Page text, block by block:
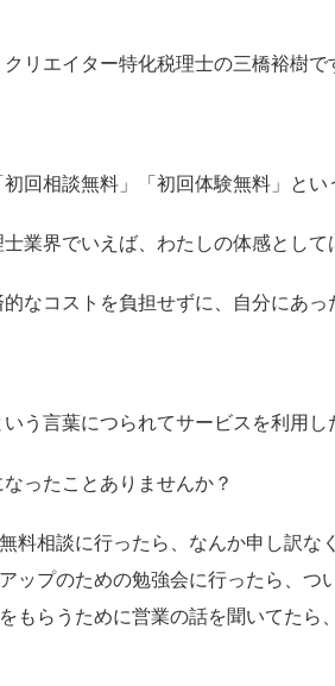
リエイター特化税理士の三橋裕樹で
回相談無料」「初回体験無料」と
士業界でいえば、わたしの体感とし
的なコストを負担せずに、自分にあ
いう言葉につられてサービスを利用
ったことありませんか？
料相談に行ったら、なんか申し訳な
ップのための勉強会に行ったら、
もらうために営業の話を聞いてたら